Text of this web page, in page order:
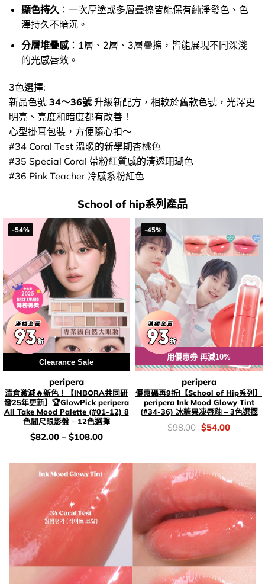
顯色持久：一次厚塗或多層疊擦皆能保有純淨發色、色
澤持久不暗沉。
分層堆疊感：1層、2層、3層疊擦，皆能展現不同深淺
的光感唇效。
3色選擇:
新品色號 34～36號升級新配方，相較於舊款色號，光澤更
明亮、亮度和暗度都有改善！
心型掛耳包裝，方便隨心扣～
#34 Coral Test 溫暖的新學期杏桃色
#35 Special Coral 帶粉紅質感的清透珊瑚色
#36 Pink Teacher 冷感系粉紅色
School of hip系列產品
-54%
Clearance Sale
peripera
清倉激減🔥新色！【INBORA共同研
發25年更新】🏆GlowPick peripera
All Take Mood Palette (#01-12) 8
色間尺眼影盤 – 12色選擇
價
錢：
$82.00– $108.00
-45%
用優惠劵 再減10%
peripera
優惠碼再9折!【School of Hip系列】
peripera Ink Mood Glowy Tint
(#34-36) 冰糖果凍唇釉 – 3色選擇
價
錢：
$98.00 Original
price
$54.00Current